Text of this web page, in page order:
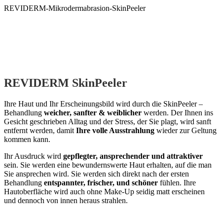
Zum
REVIDERM-Mikrodermabrasion-SkinPeeler
REVIDERM SkinPeeler
Ihre Haut und Ihr Erscheinungsbild wird durch die SkinPeeler –
Behandlung weicher, sanfter & weiblicher werden. Der Ihnen ins
Gesicht geschrieben Alltag und der Stress, der Sie plagt, wird sanft
entfernt werden, damit Ihre volle Ausstrahlung wieder zur Geltung
kommen kann.
Ihr Ausdruck wird gepflegter, ansprechender und attraktiver
sein. Sie werden eine bewundernswerte Haut erhalten, auf die man
Sie ansprechen wird. Sie werden sich direkt nach der ersten
Behandlung entspannter, frischer, und schöner fühlen. Ihre
Hautoberfläche wird auch ohne Make-Up seidig matt erscheinen
und dennoch von innen heraus strahlen.